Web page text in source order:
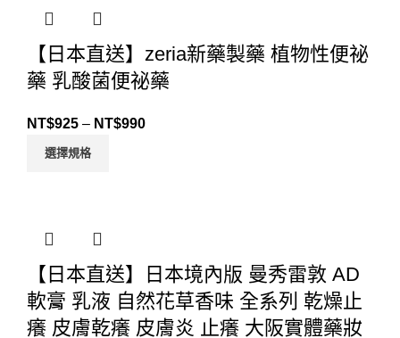
【日本直送】zeria新藥製藥 植物性便祕
藥 乳酸菌便祕藥
NT$925 – NT$990
選擇規格
【日本直送】日本境內版 曼秀雷敦 AD
軟膏 乳液 自然花草香味 全系列 乾燥止
癢 皮膚乾癢 皮膚炎 止癢 大阪實體藥妝